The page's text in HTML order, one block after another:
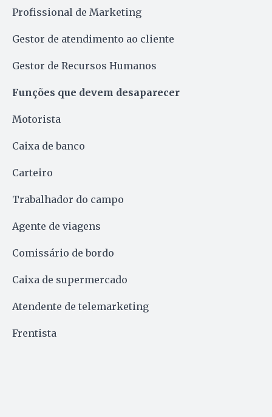
Profissional de Marketing
Gestor de atendimento ao cliente
Gestor de Recursos Humanos
Funções que devem desaparecer
Motorista
Caixa de banco
Carteiro
Trabalhador do campo
Agente de viagens
Comissário de bordo
Caixa de supermercado
Atendente de telemarketing
Frentista